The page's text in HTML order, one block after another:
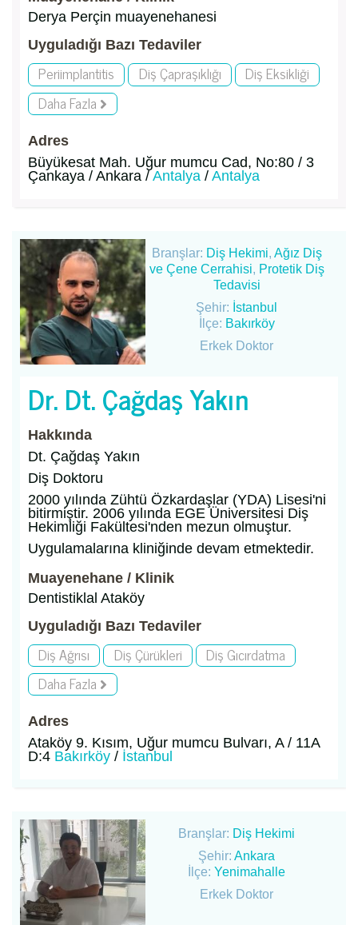
Derya Perçin muayenehanesi
Uyguladığı Bazı Tedaviler
Periimplantitis Diş Çapraşıklığı
Diş Eksikliği
Daha Fazla
Adres
Büyükesat Mah. Uğur mumcu Cad, No:80 / 3
Çankaya / Ankara /Antalya / Antalya
Branşlar: Diş Hekimi, Ağız Diş
ve Çene Cerrahisi, Protetik Diş
Tedavisi
Şehir: İstanbul
İlçe: Bakırköy
Erkek Doktor
Dr. Dt. Çağdaş Yakın
Hakkında
Dt. Çağdaş Yakın
Diş Doktoru
2000 yılında Zühtü Özkardaşlar (YDA) Lisesi'ni
bitirmiştir. 2006 yılında EGE Üniversitesi Diş
Hekimliği Fakültesi'nden mezun olmuştur.
Uygulamalarına kliniğinde devam etmektedir.
Muayenehane / Klinik
Dentistiklal Ataköy
Uyguladığı Bazı Tedaviler
Diş Ağrısı Diş Çürükleri
Diş Gıcırdatma
Daha Fazla
Adres
Ataköy 9. Kısım, Uğur mumcu Bulvarı, A / 11A
D:4 Bakırköy / İstanbul
Branşlar: Diş Hekimi
Şehir:Ankara
İlçe: Yenimahalle
Erkek Doktor